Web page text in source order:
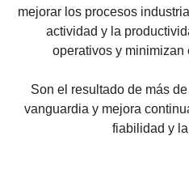
mejorar los procesos
actividad y la
operativos y minimizan
Son el resultado de más
vanguardia y mejora
fiabilidad y